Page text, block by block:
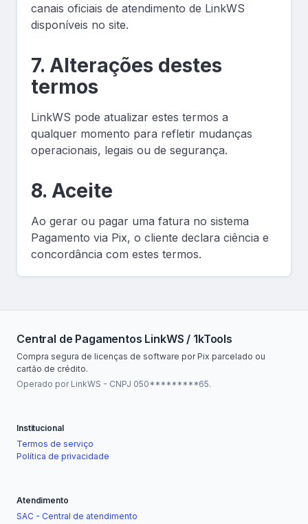
canais oficiais de atendimento de LinkWS
disponíveis no site.
7. Alterações destes
termos
LinkWS pode atualizar estes termos a
qualquer momento para refletir mudanças
operacionais, legais ou de segurança.
8. Aceite
Ao gerar ou pagar uma fatura no sistema
Pagamento via Pix, o cliente declara ciência e
concordância com estes termos.
Central de Pagamentos LinkWS / 1kTools
Compra segura de licenças de software por Pix parcelado ou
cartão de crédito.
Operado por LinkWS - CNPJ 050*********65.
Institucional
Termos de serviço
Política de privacidade
Atendimento
SAC - Central de atendimento